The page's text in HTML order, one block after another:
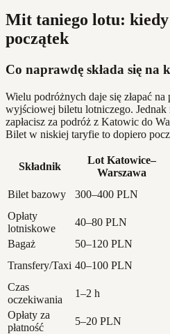
Mit taniego lotu:
początek
Co naprawdę składa się na
Wielu podróżnych daje się złapać
wyjściowej biletu lotniczego. Jednak
zapłacisz za podróż z Katowic do
Bilet w niskiej taryfie to dopiero
Składnik
Lot Katowice–
Warszawa
Bilet bazowy 300–400 PLN
Opłaty
lotniskowe
40–80 PLN
Bagaż
50–120 PLN
Transfery/Taxi 40–100 PLN
Czas
oczekiwania
1–2 h
Opłaty za
płatność
5–20 PLN